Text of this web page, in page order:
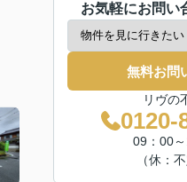
お気軽にお問い
無料お問
リヴの
0120-
09：00
（休：